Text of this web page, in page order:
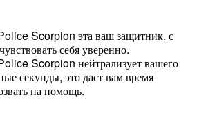
Scorpion эта ваш защитник, с
себя уверенно.
Scorpion нейтрализует вашего
секунды, это даст вам время
на помощь.